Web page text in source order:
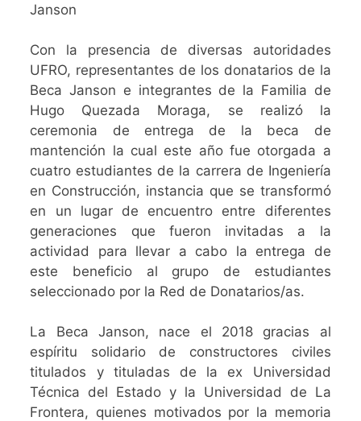
Janson
Con la presencia de diversas autoridades
UFRO, representantes de los donatarios de la
Beca Janson e integrantes de la Familia de
Hugo Quezada Moraga, se realizó la
ceremonia de entrega de la beca de
mantención la cual este año fue otorgada a
cuatro estudiantes de la carrera de Ingeniería
en Construcción, instancia que se transformó
en un lugar de encuentro entre diferentes
generaciones que fueron invitadas a la
actividad para llevar a cabo la entrega de
este beneficio al grupo de estudiantes
seleccionado por la Red de Donatarios/as.
La Beca Janson, nace el 2018 gracias al
espíritu solidario de constructores civiles
titulados y tituladas de la ex Universidad
Técnica del Estado y la Universidad de La
Frontera, quienes motivados por la memoria